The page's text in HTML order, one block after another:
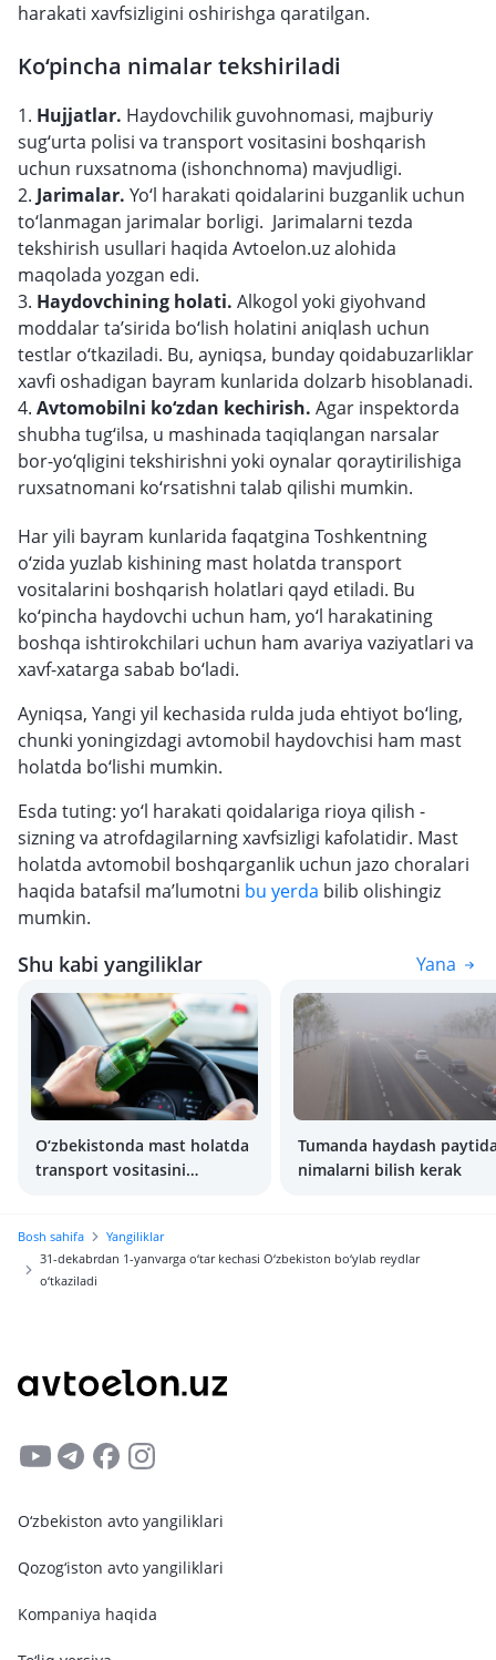
harakati xavfsizligini oshirishga qaratilgan.
Ko‘pincha nimalar tekshiriladi
1. Hujjatlar. Haydovchilik guvohnomasi, majburiy
sug‘urta polisi va transport vositasini boshqarish
uchun ruxsatnoma (ishonchnoma) mavjudligi.
2. Jarimalar. Yo‘l harakati qoidalarini buzganlik uchun
to‘lanmagan jarimalar borligi. Jarimalarni tezda
tekshirish usullari haqida Avtoelon.uz alohida
maqolada yozgan edi.
3. Haydovchining holati. Alkogol yoki giyohvand
moddalar ta’sirida bo‘lish holatini aniqlash uchun
testlar o‘tkaziladi. Bu, ayniqsa, bunday qoidabuzarliklar
xavfi oshadigan bayram kunlarida dolzarb hisoblanadi.
4. Avtomobilni ko‘zdan kechirish. Agar inspektorda
shubha tug‘ilsa, u mashinada taqiqlangan narsalar
bor-yo‘qligini tekshirishni yoki oynalar qoraytirilishiga
ruxsatnomani ko‘rsatishni talab qilishi mumkin.
Har yili bayram kunlarida faqatgina Toshkentning
o‘zida yuzlab kishining mast holatda transport
vositalarini boshqarish holatlari qayd etiladi. Bu
ko‘pincha haydovchi uchun ham, yo‘l harakatining
boshqa ishtirokchilari uchun ham avariya vaziyatlari va
xavf-xatarga sabab bo‘ladi.
Ayniqsa, Yangi yil kechasida rulda juda ehtiyot bo‘ling,
chunki yoningizdagi avtomobil haydovchisi ham mast
holatda bo‘lishi mumkin.
Esda tuting: yo‘l harakati qoidalariga rioya qilish -
sizning va atrofdagilarning xavfsizligi kafolatidir. Mast
holatda avtomobil boshqarganlik uchun jazo choralari
haqida batafsil ma’lumotni bu yerda bilib olishingiz
mumkin.
Shu kabi yangiliklar Yana
O‘zbekistonda mast holatda
transport vositasini
Tumanda haydash
nimalarni bilish kerak
Bosh sahifa
Yangiliklar
31-dekabrdan 1-yanvarga o‘tar kechasi O‘zbekiston bo‘ylab reydlar
o‘tkaziladi
O‘zbekiston avto yangiliklari
Qozog‘iston avto yangiliklari
Kompaniya haqida